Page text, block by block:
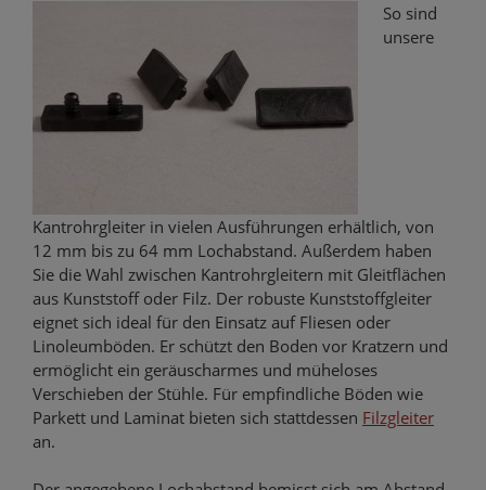
So sind
unsere
Kantrohrgleiter in vielen Ausführungen erhältlich, von
12 mm bis zu 64 mm Lochabstand. Außerdem haben
Sie die Wahl zwischen Kantrohrgleitern mit Gleitflächen
aus Kunststoff oder Filz. Der robuste Kunststoffgleiter
eignet sich ideal für den Einsatz auf Fliesen oder
Linoleumböden. Er schützt den Boden vor Kratzern und
ermöglicht ein geräuscharmes und müheloses
Verschieben der Stühle. Für empfindliche Böden wie
Parkett und Laminat bieten sich stattdessen Filzgleiter
an.